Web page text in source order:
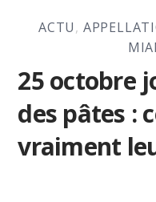
ACTU,
25 octobre
des pâtes :
vraiment